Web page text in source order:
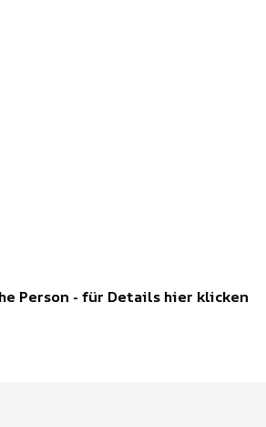
Person - für Details hier klicken